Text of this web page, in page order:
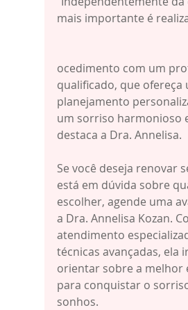
mais importante é
ocedimento com um
qualificado, que ofereça
planejamento
um sorriso harmonioso
destaca a Dra. Annelisa.
Se você deseja renovar
está em dúvida sobre
escolher, agende uma
a Dra. Annelisa Kozan.
atendimento
técnicas avançadas, ela
orientar sobre a melhor
para conquistar o
sonhos.